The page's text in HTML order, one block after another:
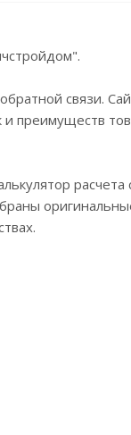
связи.
преимуществ
расчета